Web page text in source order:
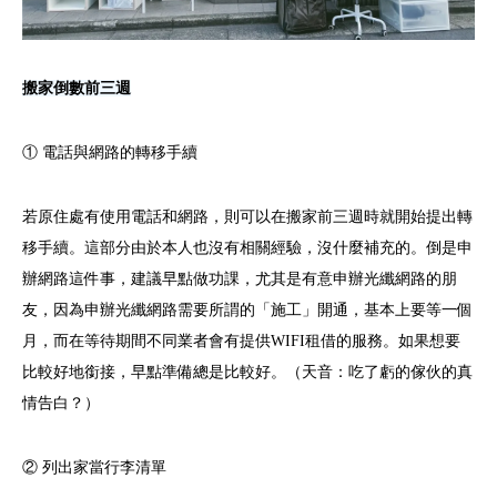
搬家倒數前三週
① 電話與網路的轉移手續
若原住處有使用電話和網路，則可以在搬家前三週時就開始提出轉
移手續。這部分由於本人也沒有相關經驗，沒什麼補充的。倒是申
辦網路這件事，建議早點做功課，尤其是有意申辦光纖網路的朋
友，因為申辦光纖網路需要所謂的「施工」開通，基本上要等一個
月，而在等待期間不同業者會有提供WIFI租借的服務。如果想要
比較好地銜接，早點準備總是比較好。（天音：吃了虧的傢伙的真
情告白？）
② 列出家當行李清單